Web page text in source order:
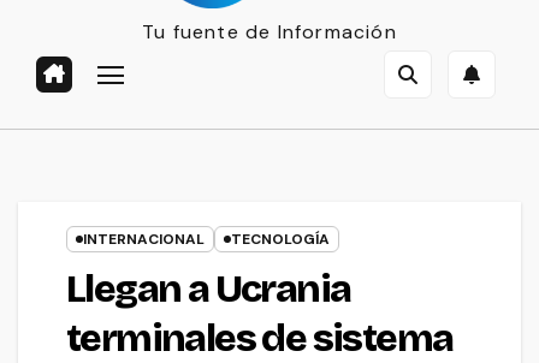
Tu fuente de Información
INTERNACIONAL TECNOLOGÍA
Llegan a Ucrania
terminales de sistema